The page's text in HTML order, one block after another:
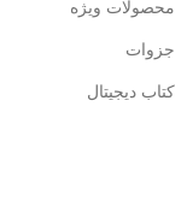
محصولات ویژه
جزوات
کتاب دیجیتال